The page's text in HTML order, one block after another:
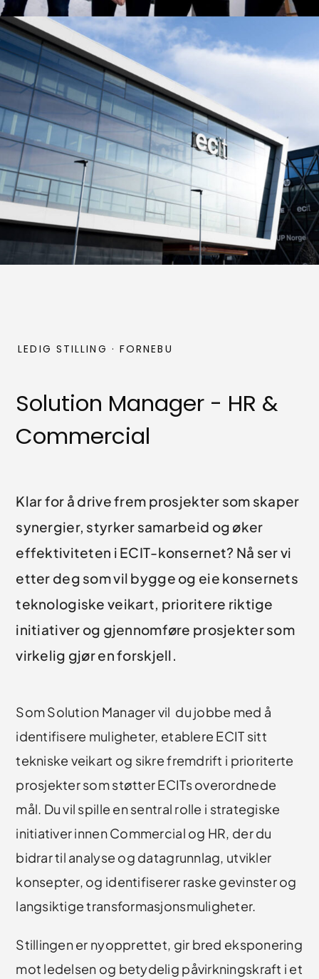
LEDIG STILLING · FORNEBU
Solution Manager - HR &
Commercial
Klar for å drive frem prosjekter som skaper
synergier, styrker samarbeid og øker
effektiviteten i ECIT-konsernet? Nå ser vi
etter deg som vil bygge og eie konsernets
teknologiske veikart, prioritere riktige
initiativer og gjennomføre prosjekter som
virkelig gjør en forskjell.
Som Solution Manager vil du jobbe med å
identifisere muligheter, etablere ECIT sitt
tekniske veikart og sikre fremdrift i prioriterte
prosjekter som støtter ECITs overordnede
mål. Du vil spille en sentral rolle i strategiske
initiativer innen Commercial og HR, der du
bidrar til analyse og datagrunnlag, utvikler
konsepter, og identifiserer raske gevinster og
langsiktige transformasjonsmuligheter.
Stillingen er nyopprettet, gir bred eksponering
mot ledelsen og betydelig påvirkningskraft i et